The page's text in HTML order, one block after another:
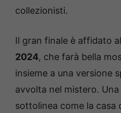
collezionisti.
Il gran finale è affidato
2024, che farà bella
insieme a una versione
avvolta nel mistero.
sottolinea come la casa